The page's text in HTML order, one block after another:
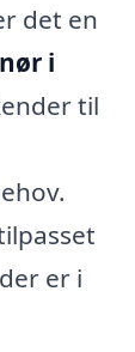
det en
i
til
er i